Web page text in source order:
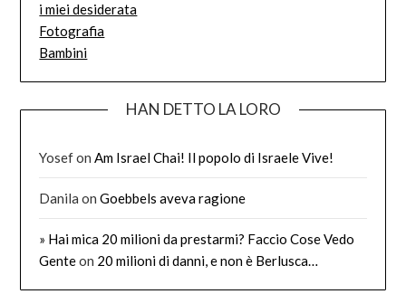
i miei desiderata
Fotografia
Bambini
HAN DETTO LA LORO
YosefonAm Israel Chai! Il popolo di Israele Vive!
Danila onGoebbels aveva ragione
» Hai mica 20 milioni da prestarmi? Faccio Cose Vedo
Genteon 20 milioni di danni, e non è Berlusca…